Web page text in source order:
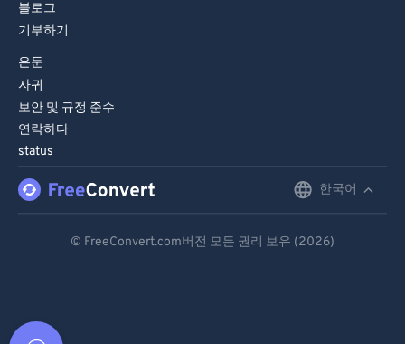
블로그
기부하기
은둔
자귀
보안 및 규정 준수
연락하다
status
한국어
© FreeConvert.com버전 모든 권리 보유 (2026)